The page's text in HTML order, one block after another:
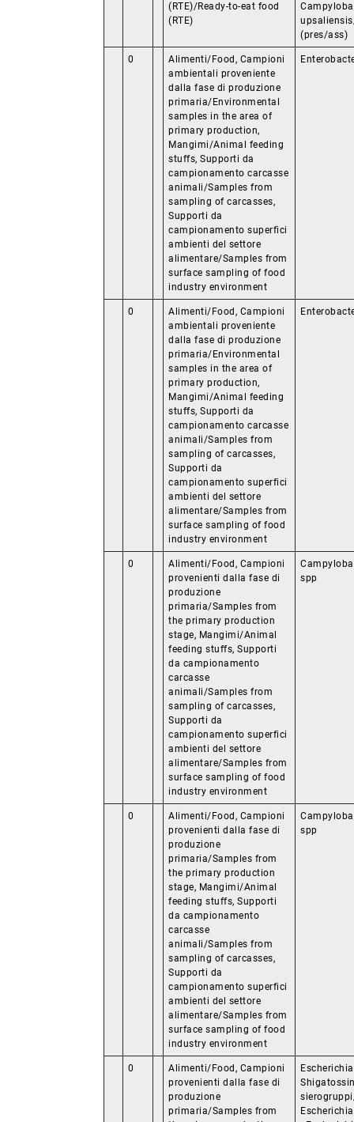
(RTE)/Ready-to-eat food
(RTE)
(pres/ass)
0
Alimenti/Food, Campioni
ambientali proveniente
dalla fase di produzione
primaria/Environmental
samples in the area of
primary production,
Mangimi/Animal feeding
stuffs, Supporti da
campionamento carcasse
animali/Samples from
sampling of carcasses,
Supporti da
campionamento superfici
ambienti del settore
alimentare/Samples from
surface sampling of food
industry environment
0
Alimenti/Food, Campioni
ambientali proveniente
dalla fase di produzione
primaria/Environmental
samples in the area of
primary production,
Mangimi/Animal feeding
stuffs, Supporti da
campionamento carcasse
animali/Samples from
sampling of carcasses,
Supporti da
campionamento superfici
ambienti del settore
alimentare/Samples from
surface sampling of food
industry environment
0
Alimenti/Food, Campioni
provenienti dalla fase di
produzione
primaria/Samples from
the primary production
stage, Mangimi/Animal
feeding stuffs, Supporti
da campionamento
carcasse
animali/Samples from
sampling of carcasses,
Supporti da
campionamento superfici
ambienti del settore
alimentare/Samples from
surface sampling of food
industry environment
spp
0
Alimenti/Food, Campioni
provenienti dalla fase di
produzione
primaria/Samples from
the primary production
stage, Mangimi/Animal
feeding stuffs, Supporti
da campionamento
carcasse
animali/Samples from
sampling of carcasses,
Supporti da
campionamento superfici
ambienti del settore
alimentare/Samples from
surface sampling of food
industry environment
spp
0
Alimenti/Food, Campioni
provenienti dalla fase di
produzione
primaria/Samples from